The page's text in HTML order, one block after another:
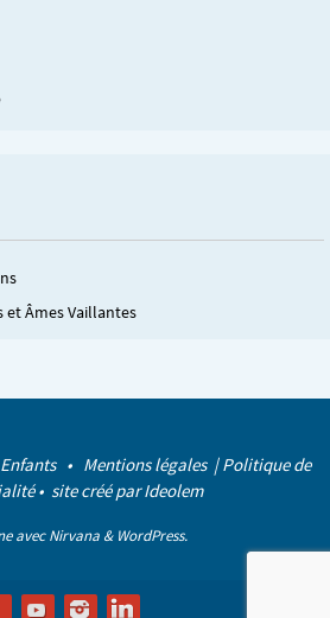
et Âmes Vaillantes
• Mentions légales |Politique de
• site créé parIdeolem
avecNirvana & WordPress.